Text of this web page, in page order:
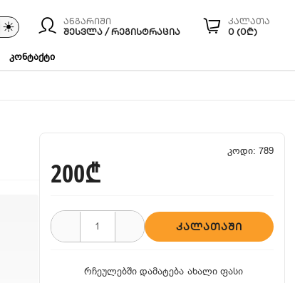
კალათა
0 (0₾)
ანგარიში
ᲨᲔᲡᲕᲚᲐ / ᲠᲔᲒᲘᲡᲢᲠᲐᲪᲘᲐ
☀
კონტაქტი
კოდი: 789
200₾
ᲙᲐᲚᲐᲗᲐᲨᲘ
რჩეულებში დამატება ახალი ფასი